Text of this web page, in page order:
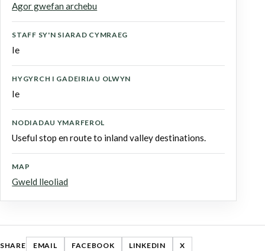
Agor gwefan archebu
STAFF SY'N SIARAD CYMRAEG
Ie
HYGYRCH I GADEIRIAU OLWYN
Ie
NODIADAU YMARFEROL
Useful stop en route to inland valley destinations.
MAP
Gweld lleoliad
SHARE EMAIL FACEBOOK LINKEDIN X